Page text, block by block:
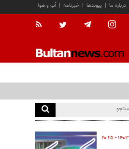
آب و هوا | خبرنامه | پیوندها | درباره ما